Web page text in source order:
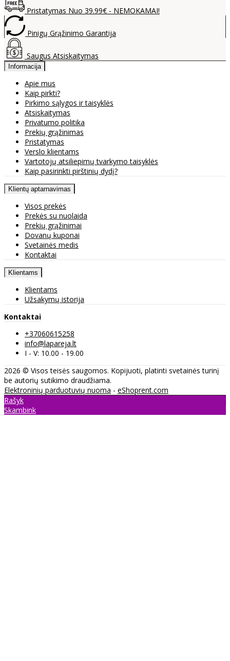
Pristatymas Nuo 39.99€ - NEMOKAMAI!
Pinigų Grąžinimo Garantija
Saugus Atsiskaitymas
Informacija
Apie mus
Kaip pirkti?
Pirkimo sąlygos ir taisyklės
Atsiskaitymas
Privatumo politika
Prekių grąžinimas
Pristatymas
Verslo klientams
Vartotojų atsiliepimų tvarkymo taisyklės
Kaip pasirinkti pirštinių dydį?
Klientų aptarnavimas
Visos prekės
Prekės su nuolaida
Prekių grąžinimai
Dovanų kuponai
Svetainės medis
Kontaktai
Klientams
Klientams
Užsakymų istorija
Kontaktai
+37060615258
info@lapareja.lt
I - V: 10.00 - 19.00
2026 © Visos teisės saugomos. Kopijuoti, platinti svetainės turinį
be autorių sutikimo draudžiama.
Elektroninių parduotuvių nuoma - eShoprent.com
Rašyk
Skambink